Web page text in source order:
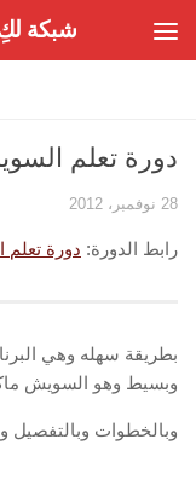
شبكة لكِ
دورة تعلم
28 نوفمبر، 2012
رابط الدورة: دورة
بطريقة سهله وهي
وبسيط وهو السويش
وبالخطوات وبالتفصيل